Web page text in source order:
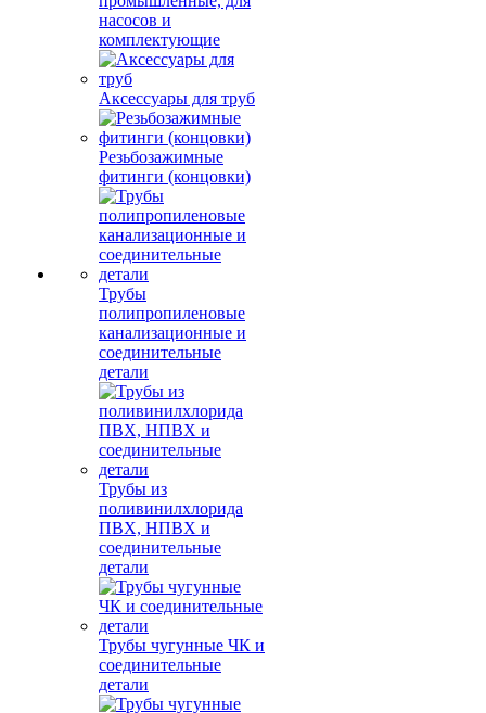
насосов и
комплектующие
Аксессуары для труб
Резьбозажимные
фитинги (концовки)
Трубы
полипропиленовые
канализационные и
соединительные
детали
Трубы из
поливинилхлорида
ПВХ, НПВХ и
соединительные
детали
Трубы чугунные ЧК и
соединительные
детали